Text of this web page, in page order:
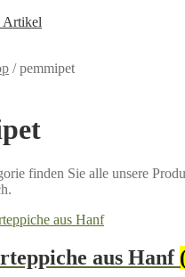
Artikel
/pemmipet
finden Sie alle unsere
aus Hanf